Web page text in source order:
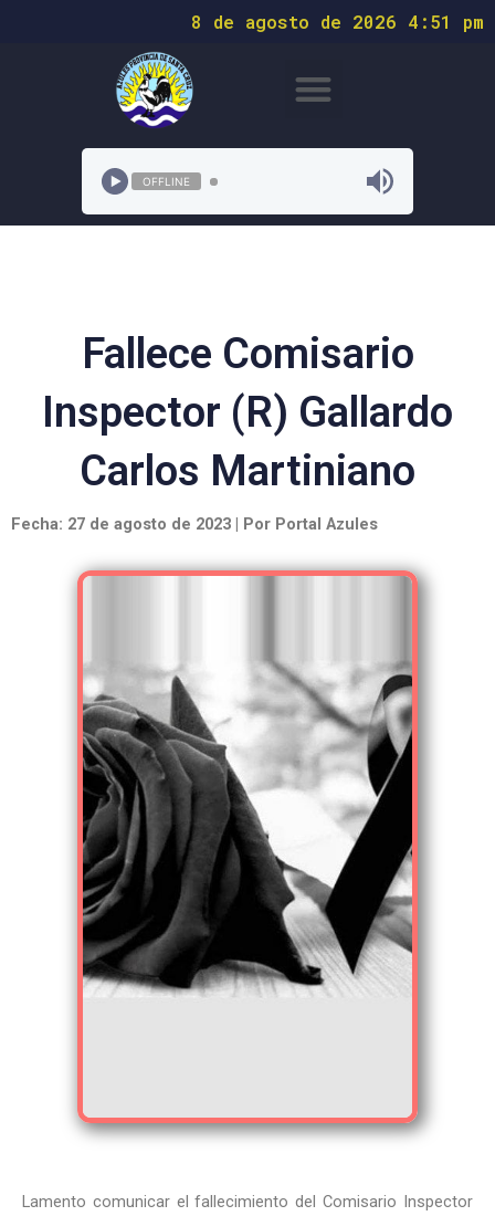
8 de agosto de 2026 4:51 pm
OFFLINE
Fallece Comisario
Inspector (R) Gallardo
Carlos Martiniano
Fecha: 27 de agosto de 2023 | Por Portal Azules
Lamento comunicar el fallecimiento del Comisario Inspector